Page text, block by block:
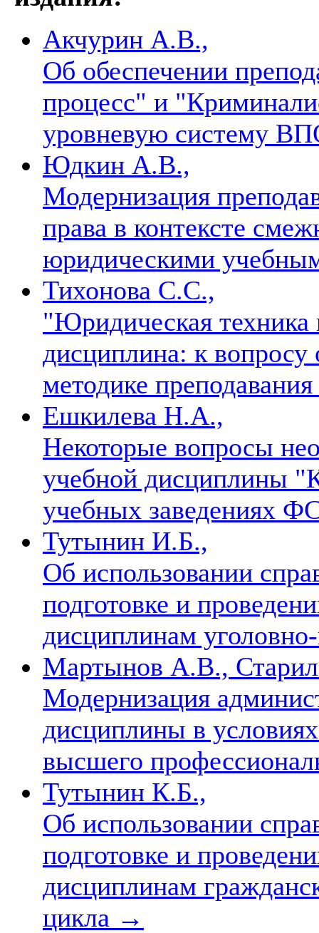
Акчурин А.В.,
Об обеспечении
процесс" и
уровневую систему
Юдкин А.В.,
Модернизация
права в контексте
юридическими
Тихонова С.С.,
"Юридическая техника
дисциплина: к вопросу
методике преподавания
Ешкилева Н.А.,
Некоторые вопросы
учебной дисциплины
учебных заведениях
Тутынин И.Б.,
Об использовании
подготовке и
дисциплинам
Мартынов А.В.,
Модернизация
дисциплины в
высшего
Тутынин К.Б.,
Об использовании
подготовке и
дисциплинам
цикла →